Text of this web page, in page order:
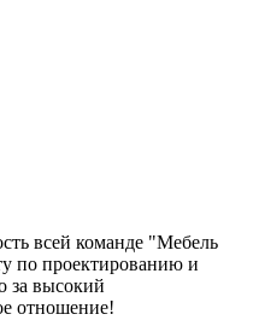
всей команде "Мебель
по проектированию и
за высокий
отношение!